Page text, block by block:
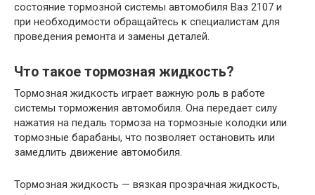
состояние тормозной системы автомобиля Ваз 2107 и
при необходимости обращайтесь к специалистам для
проведения ремонта и замены деталей.
Что такое тормозная жидкость?
Тормозная жидкость играет важную роль в работе
системы торможения автомобиля. Она передает силу
нажатия на педаль тормоза на тормозные колодки или
тормозные барабаны, что позволяет остановить или
замедлить движение автомобиля.
Тормозная жидкость — вязкая прозрачная жидкость,